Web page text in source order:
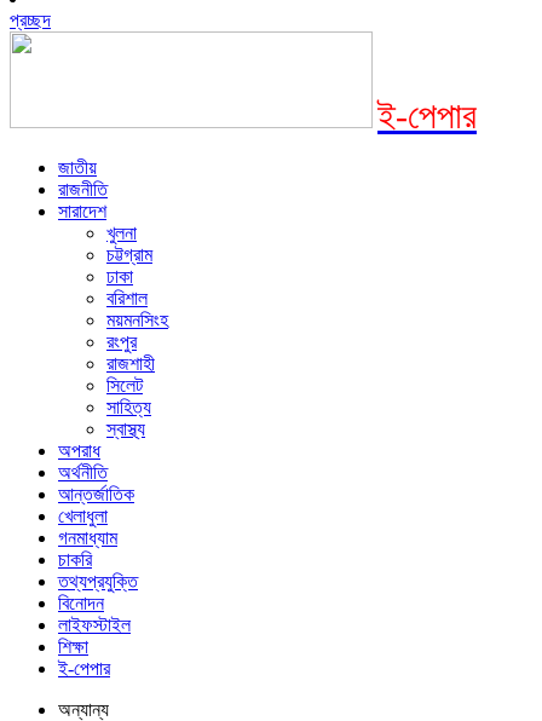
প্রচ্ছদ
ই-পেপার
জাতীয়
রাজনীতি
সারাদেশ
খুলনা
চট্টগ্রাম
ঢাকা
বরিশাল
ময়মনসিংহ
রংপুর
রাজশাহী
সিলেট
সাহিত্য
স্বাস্থ্য
অপরাধ
অর্থনীতি
আন্তর্জাতিক
খেলাধুলা
গনমাধ্যাম
চাকরি
তথ্যপ্রযুক্তি
বিনোদন
লাইফস্টাইল
শিক্ষা
ই-পেপার
অন্যান্য